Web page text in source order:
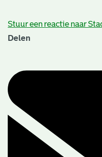
Stuur een reactie naar
Delen